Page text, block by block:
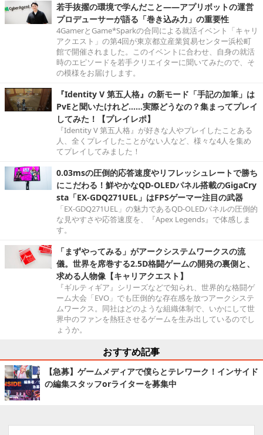
若手抜擢の環境で学んだこと――アプリボットの運営
プロデューサーが語る「巻き込み力」の重要性
4GamerとGame*Sparkの合同による就活イベント「キャリ
アクエスト」の第4回が東京都立産業貿易センター浜松町
館で開催されました。このイベントに合わせ、自身の就活
時のエピソードを若手クリエイターに聞いてみたので、そ
の模様をお届けします。
『Identity V 第五人格』の新モード「手記の加筆」は
PvEと聞いたけれど……実際どうなの？集まってプレイ
してみた！【プレイレポ】
『Identity V 第五人格』が好きな人やプレイしたことある
人、全くプレイしたことがない人など、様々な4人を集め
てプレイしてみました！
0.03msの圧倒的応答速度やリフレッシュレートで勝ち
にこだわる！鮮やかなQD-OLEDパネル搭載のGigaCry
sta「EX-GDQ271UEL」はFPSゲーマー注目の武器
「EX-GDQ271UEL」の魅力であるQD-OLEDパネルの圧倒的
な見やすさや応答速度を、『Apex Legends』で体感しま
す。
「まずやってみる」がアークシステムワークスの流
儀。世界を席巻する2.5D格闘ゲームの開発の裏側と、
求める人物像【キャリアクエスト】
『ギルティギア』シリーズなどで知られ、世界的な格闘ゲ
ーム大会「EVO」でも圧倒的な存在感を放つアークシステ
ムワークス。同社はどのような組織体制で、いかにして世
界中のファンを熱狂させるゲームを生み出しているのでし
ょうか。
おすすめ記事
【急募】ゲームメディアで僕らとテレワーク！インサイド
の編集スタッフorライターを募集中